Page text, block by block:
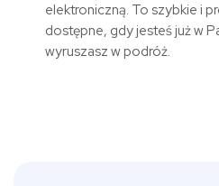
elektroniczną. To szybkie i
dostępne, gdy jesteś już w
wyruszasz w podróż.